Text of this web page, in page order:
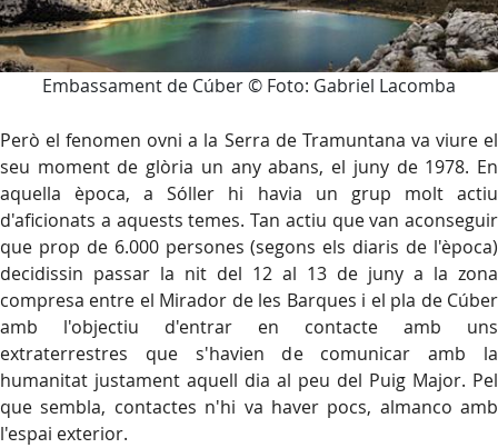
Embassament de Cúber © Foto: Gabriel Lacomba
Però el fenomen ovni a la Serra de Tramuntana va viure el
seu moment de glòria un any abans, el juny de 1978. En
aquella època, a Sóller hi havia un grup molt actiu
d'aficionats a aquests temes. Tan actiu que van aconseguir
que prop de 6.000 persones (segons els diaris de l'època)
decidissin passar la nit del 12 al 13 de juny a la zona
compresa entre el Mirador de les Barques i el pla de Cúber
amb l'objectiu d'entrar en contacte amb uns
extraterrestres que s'havien de comunicar amb la
humanitat justament aquell dia al peu del Puig Major. Pel
que sembla, contactes n'hi va haver pocs, almanco amb
l'espai exterior.